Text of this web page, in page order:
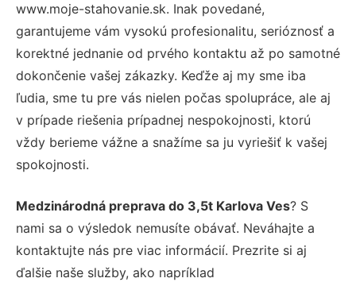
www.moje-stahovanie.sk. Inak povedané,
garantujeme vám vysokú profesionalitu, serióznosť a
korektné jednanie od prvého kontaktu až po samotné
dokončenie vašej zákazky. Keďže aj my sme iba
ľudia, sme tu pre vás nielen počas spolupráce, ale aj
v prípade riešenia prípadnej nespokojnosti, ktorú
vždy berieme vážne a snažíme sa ju vyriešiť k vašej
spokojnosti.
Medzinárodná preprava do 3,5t Karlova Ves? S
nami sa o výsledok nemusíte obávať. Neváhajte a
kontaktujte nás pre viac informácií. Prezrite si aj
ďalšie naše služby, ako napríklad